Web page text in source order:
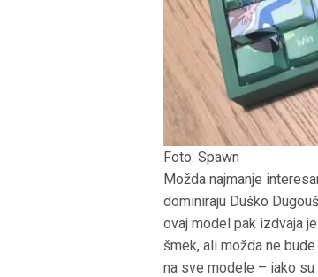
Foto: Spawn
Možda najmanje
dominiraju Duško
ovaj model pak izdvaja
šmek, ali možda ne
na sve modele – iako